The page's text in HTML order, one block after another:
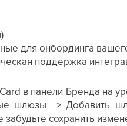
для онбординга
поддержка
в панели Бренда на
шлюзы > Добавить
сохранить